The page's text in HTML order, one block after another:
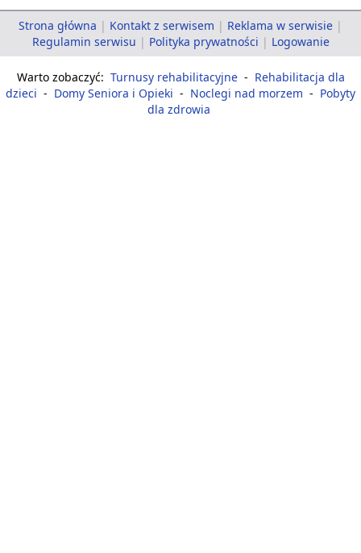
Strona główna | Kontakt z serwisem | Reklama w serwisie |
Regulamin serwisu | Polityka prywatności | Logowanie
Warto zobaczyć: Turnusy rehabilitacyjne - Rehabilitacja dla
dzieci - Domy Seniora i Opieki - Noclegi nad morzem - Pobyty
dla zdrowia